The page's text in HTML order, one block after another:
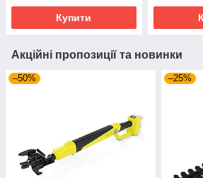
Купити
Акційні пропозиції та новинки
–50% –25%